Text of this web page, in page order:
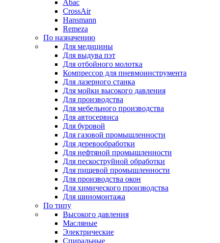
Abac
CrossAir
Hansmann
Remeza
По назначению
Для медицины
Для выдува пэт
Для отбойного молотка
Компрессор для пневмоинструмента
Для лазерного станка
Для мойки высокого давления
Для производства
Для мебельного производства
Для автосервиса
Для буровой
Для газовой промышленности
Для деревообработки
Для нефтяной промышленности
Для пескоструйной обработки
Для пищевой промышленности
Для производства окон
Для химического производства
Для шиномонтажа
По типу
Высокого давления
Масляные
Электрические
Спиральные